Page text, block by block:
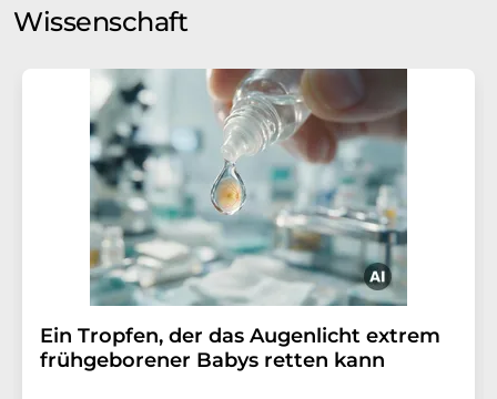
Wissenschaft
Ein Tropfen, der das Augenlicht extrem
frühgeborener Babys retten kann